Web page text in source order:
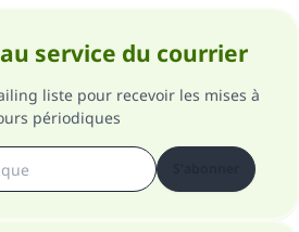
service du courrier
liste pour recevoir les mises à
périodiques